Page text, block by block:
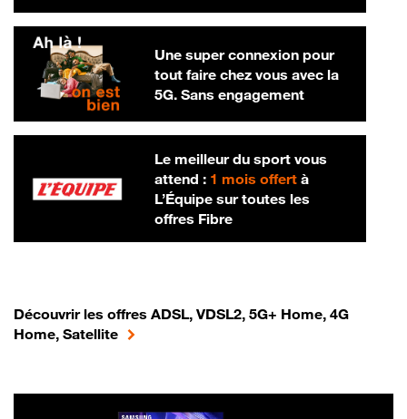
Une super connexion pour
tout faire chez vous avec la
5G. Sans engagement
Le meilleur du sport vous
attend : 1 mois offertà
L’Équipe sur toutes les
offres Fibre
Découvrir les offres ADSL, VDSL2, 5G+ Home, 4G
Home, Satellite